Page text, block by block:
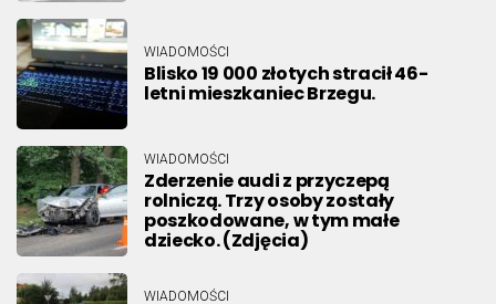
WIADOMOŚCI
Blisko 19 000 złotych stracił 46-
letni mieszkaniec Brzegu.
WIADOMOŚCI
Zderzenie audi z przyczepą
rolniczą. Trzy osoby zostały
poszkodowane, w tym małe
dziecko. (Zdjęcia)
WIADOMOŚCI